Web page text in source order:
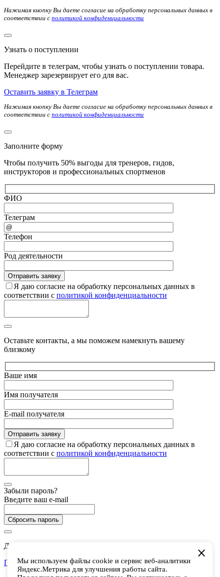
Нажимая кнопку Вы даете согласие на обработку персональных данных в
соответствии с политикой конфиденциальности
Узнать о поступлении
Перейдите в телеграм, чтобы узнать о поступлении товара.
Менеджер зарезервирует его для вас.
Оставить заявку в Телеграм
Нажимая кнопку Вы даете согласие на обработку персональных данных в
соответствии с политикой конфиденциальности
Заполните форму
Чтобы получить 50% выгоды для тренеров, гидов,
инструкторов и профессиональных спортменов
ФИО
Телеграм
Телефон
Род деятельности
Я даю согласие на обработку персональных данных в
соответствии с политикой конфиденциальности
Оставьте контакты, а мы поможем намекнуть вашему
близкому
Ваше имя
Имя получателя
E-mail получателя
Я даю согласие на обработку персональных данных в
соответствии с политикой конфиденциальности
Забыли пароль?
Введите ваш e-mail
Сбросить пароль
Дарим 5 000 баллов на покупки в CHUKCHA
Присоединиться
Есть аккаунт? Войти
Мы используем файлы cookie и сервис веб-аналитики
Яндекс.Метрика для улучшения работы сайта.